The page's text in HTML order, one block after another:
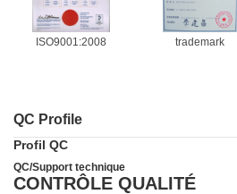
ISO9001:2008 trademark
QC Profile
Profil QC
QC/Support technique
CONTRÔLE QUALITÉ